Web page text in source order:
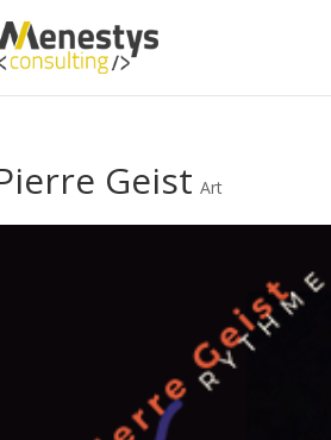
Geist Art